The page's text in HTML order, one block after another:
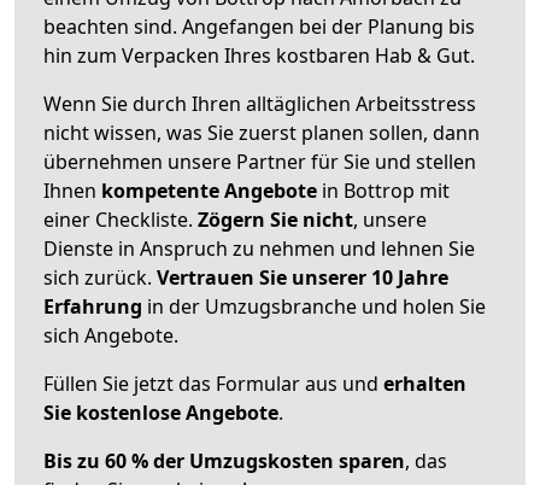
beachten sind. Angefangen bei der Planung bis
hin zum Verpacken Ihres kostbaren Hab & Gut.
Wenn Sie durch Ihren alltäglichen Arbeitsstress
nicht wissen, was Sie zuerst planen sollen, dann
übernehmen unsere Partner für Sie und stellen
Ihnen kompetente Angebote in Bottrop mit
einer Checkliste. Zögern Sie nicht, unsere
Dienste in Anspruch zu nehmen und lehnen Sie
sich zurück. Vertrauen Sie unserer 10 Jahre
Erfahrung in der Umzugsbranche und holen Sie
sich Angebote.
Füllen Sie jetzt das Formular aus und erhalten
Sie kostenlose Angebote.
Bis zu 60 % der Umzugskosten sparen, das